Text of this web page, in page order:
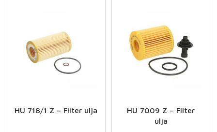
HU 718/1 Z – Filter ulja
HU 7009 Z – Filter
ulja